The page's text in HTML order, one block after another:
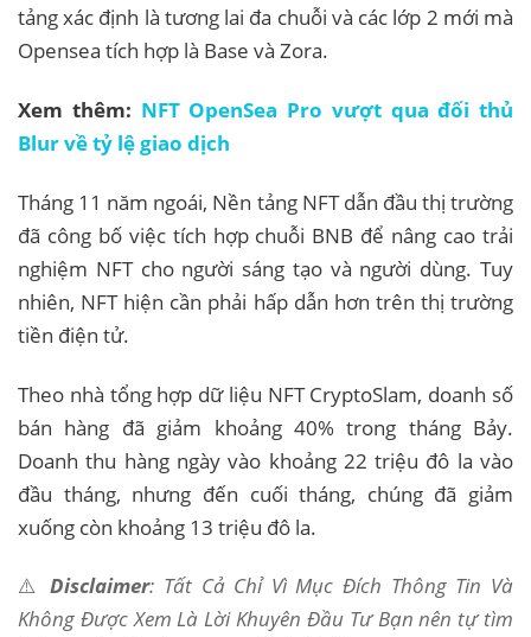
tảng xác định là tương lai đa chuỗi và các lớp 2 mới mà
Opensea tích hợp là Base và Zora.
Xem thêm: NFT OpenSea Pro vượt qua đối thủ
Blur về tỷ lệ giao dịch
Tháng 11 năm ngoái, Nền tảng NFT dẫn đầu thị trường
đã công bố việc tích hợp chuỗi BNB để nâng cao trải
nghiệm NFT cho người sáng tạo và người dùng. Tuy
nhiên, NFT hiện cần phải hấp dẫn hơn trên thị trường
tiền điện tử.
Theo nhà tổng hợp dữ liệu NFT CryptoSlam, doanh số
bán hàng đã giảm khoảng 40% trong tháng Bảy.
Doanh thu hàng ngày vào khoảng 22 triệu đô la vào
đầu tháng, nhưng đến cuối tháng, chúng đã giảm
xuống còn khoảng 13 triệu đô la.
⚠️Disclaimer: Tất Cả Chỉ Vì Mục Đích Thông Tin Và
Không Được Xem Là Lời Khuyên Đầu Tư Bạn nên tự tìm